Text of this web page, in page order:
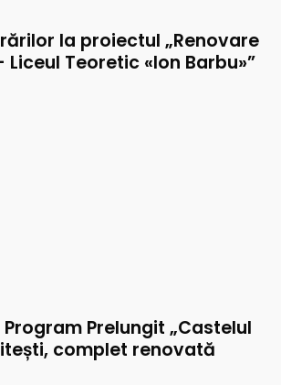
la proiectul „Renovare
Teoretic «Ion Barbu»”
Prelungit „Castelul
complet renovată